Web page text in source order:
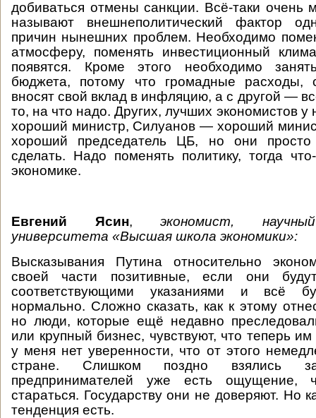
добиваться отмены санкции. Всё-таки очень
называют внешнеполитический фактор
причин нынешних проблем. Необходимо
атмосферу, поменять инвестиционный
появятся. Кроме этого необходимо
бюджета, потому что громадные расходы,
вносят свой вклад в инфляцию, а с другой —
то, на что надо. Других, лучших экономистов
хороший министр, Силуанов — хороший
хороший председатель ЦБ, но они
сделать. Надо поменять политику, тогда
экономике.
Евгений Ясин,экономист,
университета «Высшая школа экономики»:
Высказывания Путина относительно
своей части позитивные, если они
соответствующими указаниями и всё
нормально. Сложно сказать, как к этому
но люди, которые ещё недавно
или крупный бизнес, чувствуют, что теперь
у меня нет уверенности, что от этого
стране. Слишком поздно взялись
предпринимателей уже есть
стараться. Государству они не доверяют. Но
тенденция есть.